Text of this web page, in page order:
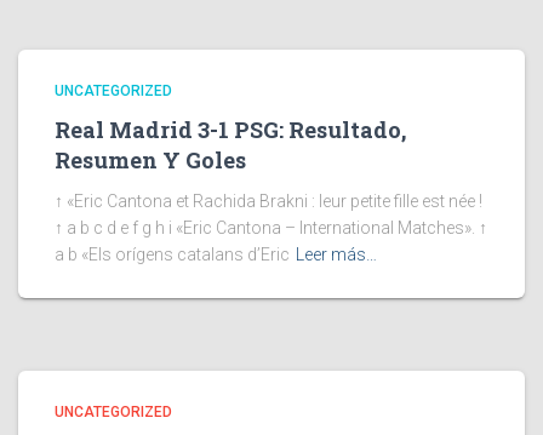
UNCATEGORIZED
Real Madrid 3-1 PSG: Resultado,
Resumen Y Goles
↑ «Eric Cantona et Rachida Brakni : leur petite fille est née !
↑ a b c d e f g h i «Eric Cantona – International Matches». ↑
a b «Els orígens catalans d’Eric Leer más…
UNCATEGORIZED